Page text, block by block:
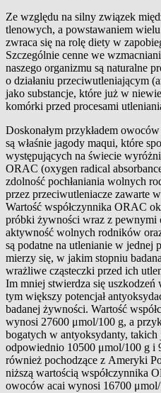
Ze względu na silny związek
tlenowych, a powstawaniem
zwraca się na rolę diety w
Szczególnie cenne we
naszego organizmu są naturalne
o działaniu przeciwutleniającym
jako substancje, które już w
komórki przed procesami
Doskonałym przykładem
są właśnie jagody maqui, które
występujących na świecie
ORAC (oxygen radical
zdolność pochłaniania wolnych
przez przeciwutleniacze zawarte
Wartość współczynnika ORAC
próbki żywności wraz z pewnymi
aktywność wolnych rodników
są podatne na utlenianie w jednej
mierzy się, w jakim stopniu
wrażliwe cząsteczki przed ich
Im mniej stwierdza się
tym większy potencjał
badanej żywności. Wartość
wynosi 27600 μmol/100 g, a
bogatych w antyoksydanty,
odpowiednio 10500 μmol/100 g i
również pochodzące z Ameryki
niższą wartością współczynnika
owoców acai wynosi 16700